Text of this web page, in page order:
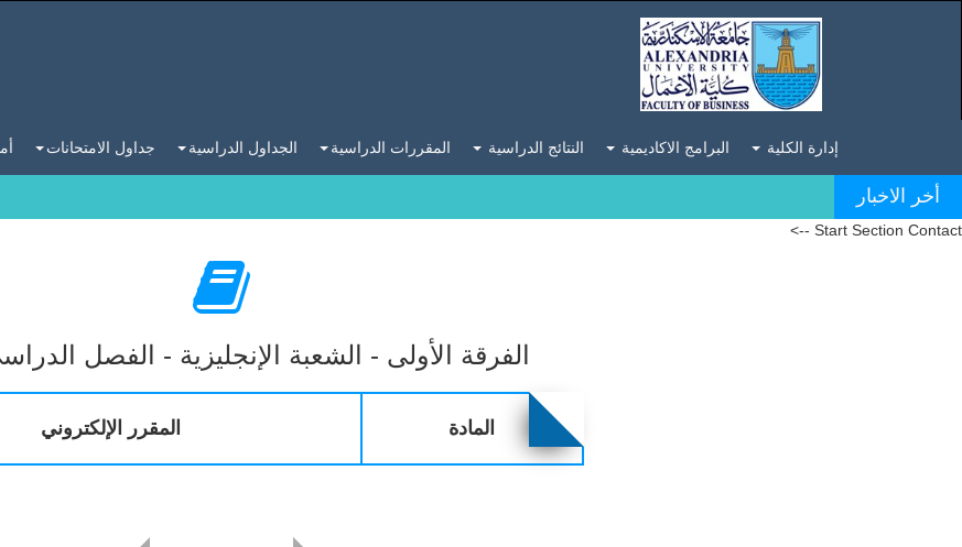
إدارة الكلية البرامج الاكاديمية النتائج الدراسية المقررات الدراسية الجداول الدراسية جداول الامتحانات
أخر الاخبار
Start Section Contact -->
الفرقة الأولى - الشعبة الإنجليزية - الفصل
المادة المقرر الإلكتروني